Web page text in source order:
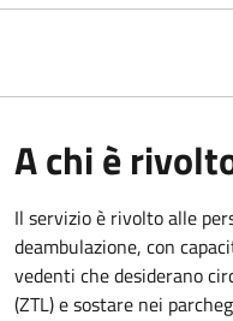
A chi è
Il servizio è rivolto alle
deambulazione, con
vedenti che desiderano
(ZTL) e sostare nei